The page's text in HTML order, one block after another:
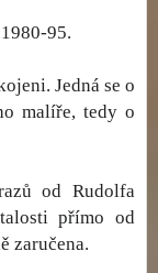
95.
Jedná se o
malíře, tedy o
od Rudolfa
přímo od
zaručena.